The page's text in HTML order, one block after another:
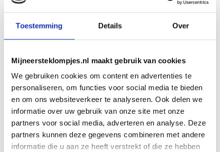
Toestemming Details Over
Mijneersteklompjes.nl maakt gebruik van cookies
We gebruiken cookies om content en advertenties te
personaliseren, om functies voor social media te bieden
en om ons websiteverkeer te analyseren. Ook delen we
informatie over uw gebruik van onze site met onze
partners voor social media, adverteren en analyse. Deze
partners kunnen deze gegevens combineren met andere
informatie die u aan ze heeft verstrekt of die ze hebben
Beschrijving
Een kinderkoffer met naam en het design van het
geboortekaartje? Een origineel kraamcadeau voor baby en
Het koffertje is 25cm breed en wordt aan één zijde
beschilderd.